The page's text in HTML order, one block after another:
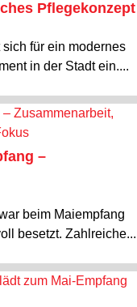
Pflegekonzept
für ein modernes
in der Stadt ein....
–
beim Maiempfang
besetzt. Zahlreiche...